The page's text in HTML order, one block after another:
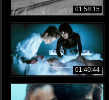
01:58:15
01:40:44